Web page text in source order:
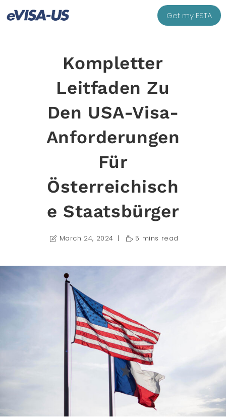
Get my ESTA
Kompletter
Leitfaden Zu
Den USA-Visa-
Anforderungen
Für
Österreichisch
E Staatsbürger
March 24, 2024 5 mins read